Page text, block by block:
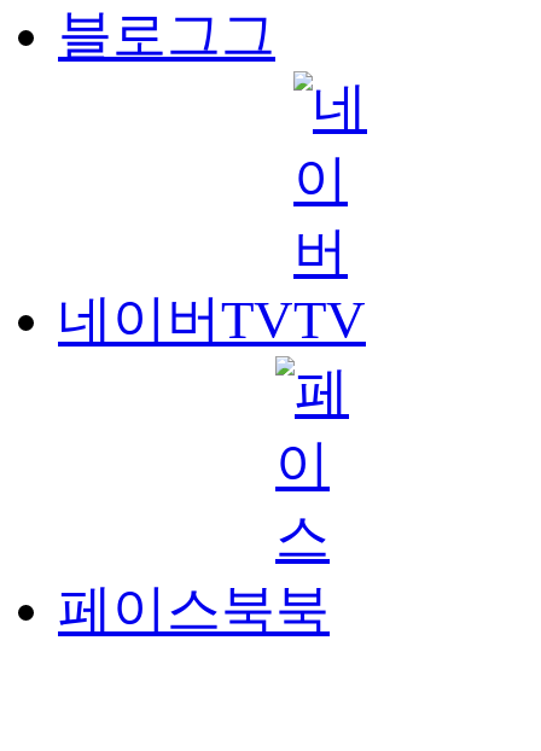
블로그
네이버TV
페이스북